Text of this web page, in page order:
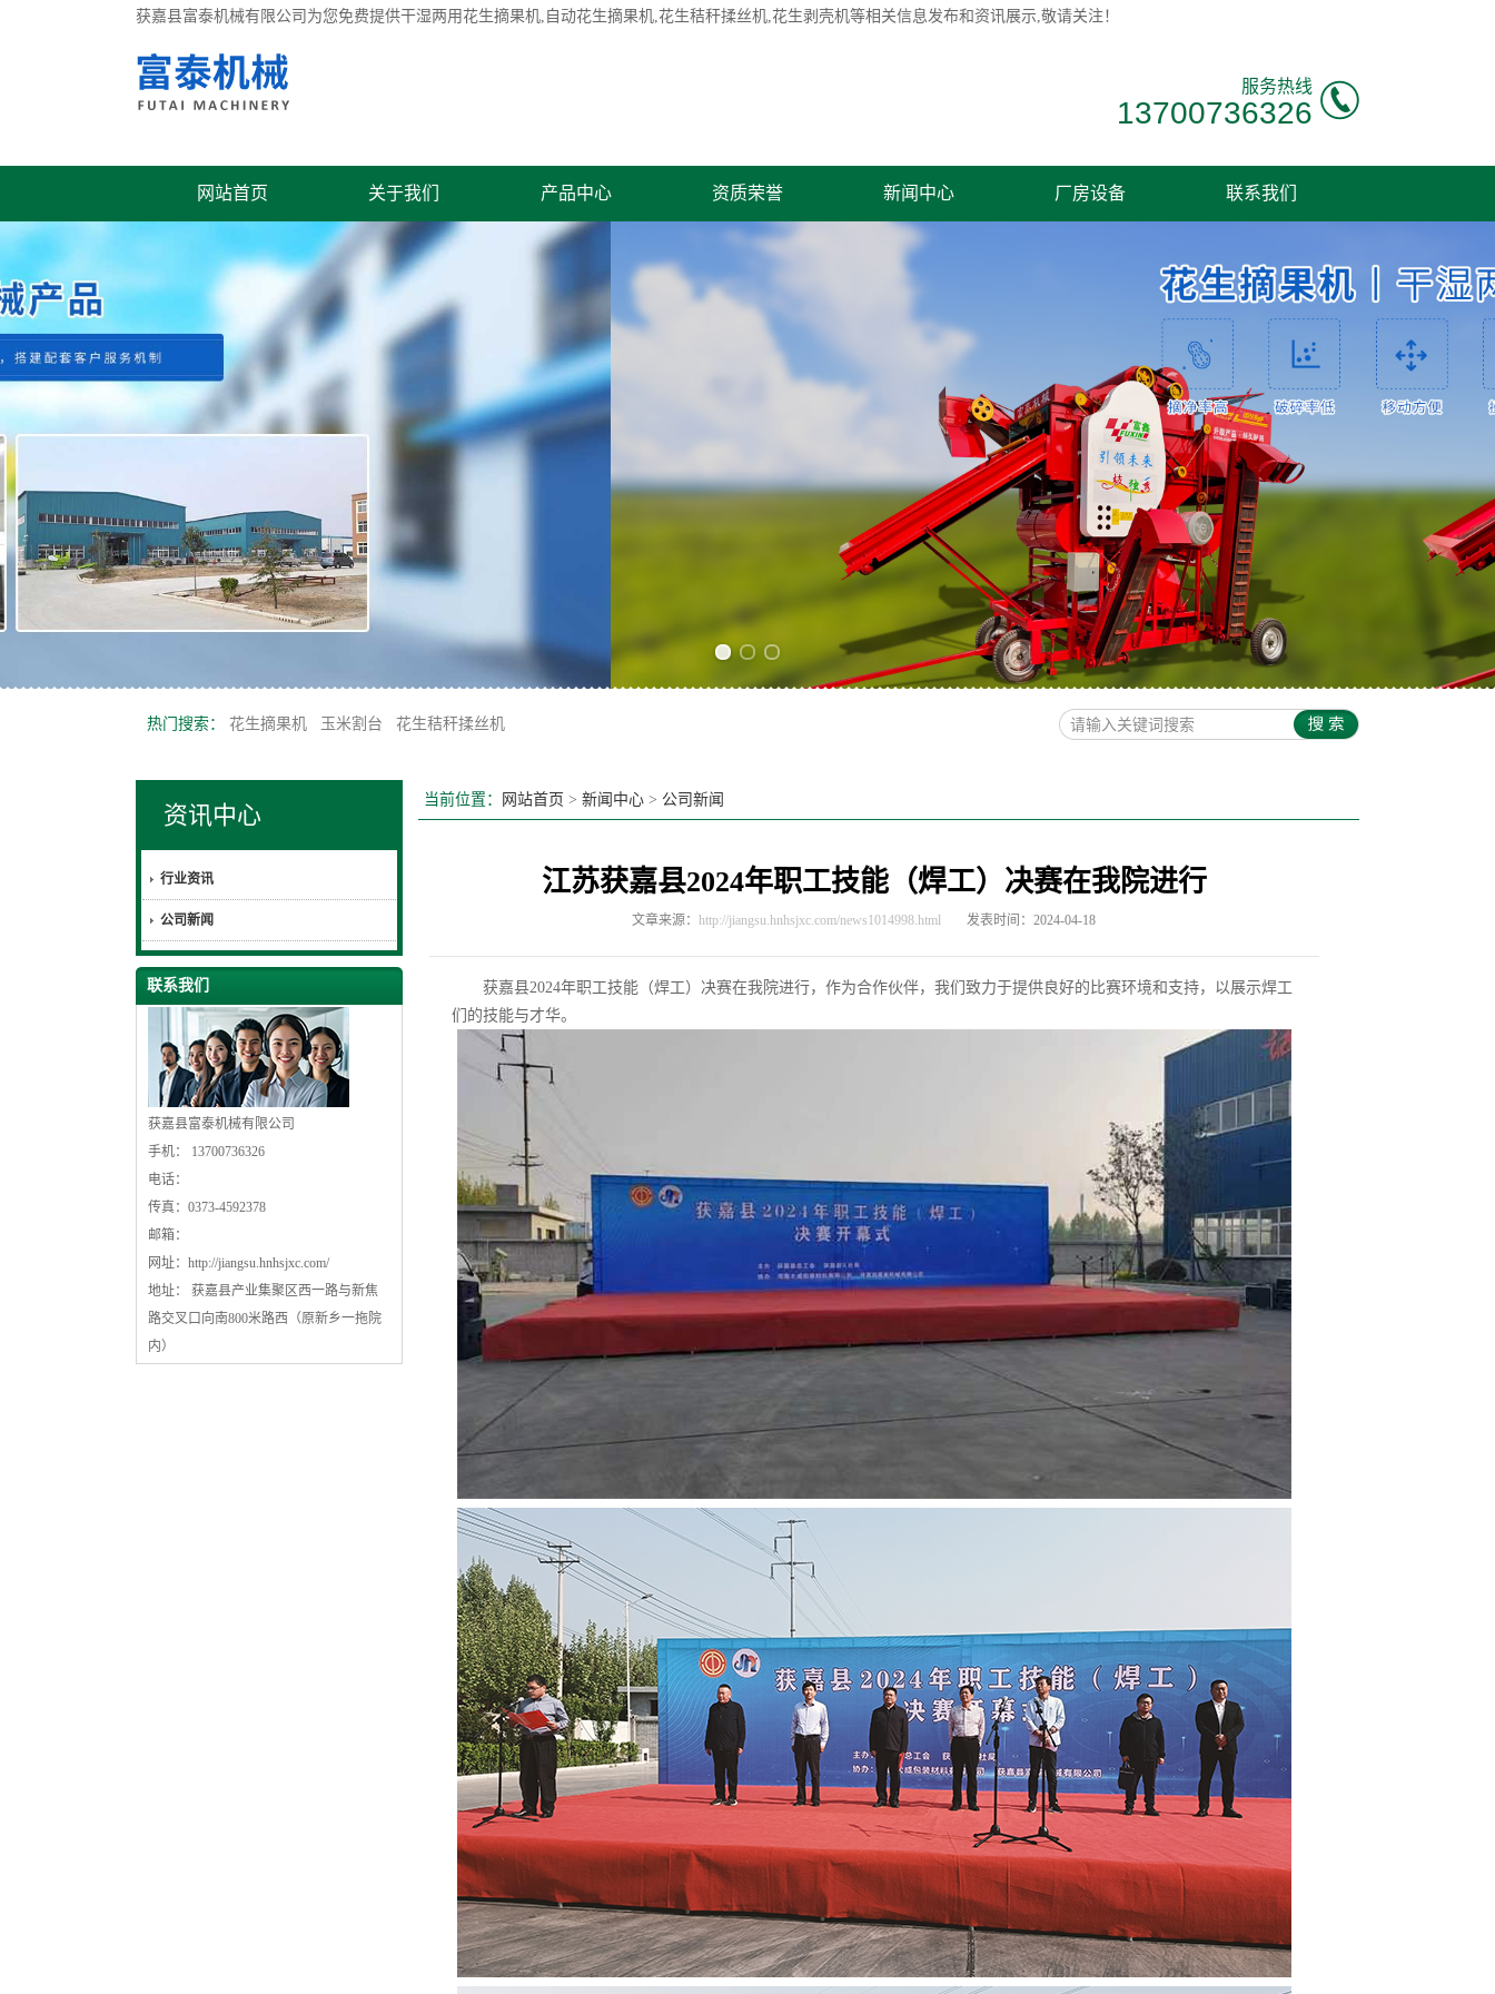
获嘉县富泰机械有限公司为您免费提供干湿两用花生摘果机,自动花生摘果机,花生秸秆揉丝机,花生剥壳机等相关信息发布和资讯展示,敬请关注！
服务热线
13700736326
网站首页 关于我们 产品中心 资质荣誉 新闻中心 厂房设备 联系我们
热门搜索： 花生摘果机 玉米割台 花生秸秆揉丝机
资讯中心
行业资讯
公司新闻
联系我们
获嘉县富泰机械有限公司
手机： 13700736326
电话：
传真：0373-4592378
邮箱：
网址： http://jiangsu.hnhsjxc.com/
地址： 获嘉县产业集聚区西一路与新焦
路交叉口向南800米路西（原新乡一拖院
内）
当前位置： 网站首页 > 新闻中心 > 公司新闻
江苏获嘉县2024年职工技能（焊工）决赛在我院进行
文章来源： http://jiangsu.hnhsjxc.com/news1014998.html 发表时间：2024-04-18
获嘉县2024年职工技能（焊工）决赛在我院进行，作为合作伙伴，我们致力于提供良好的比赛环境和支持，以展示焊工
们的技能与才华。